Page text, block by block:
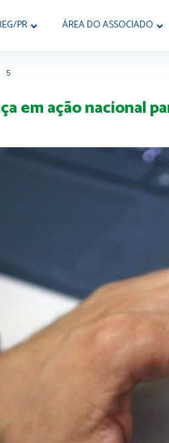
PR ÁREA DO ASSOCIADO
5
em ação nacional